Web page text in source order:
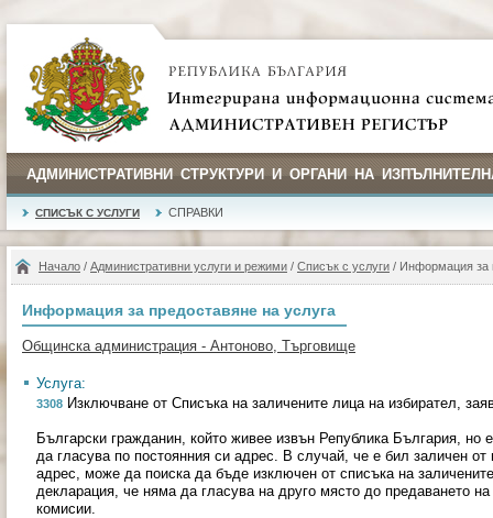
АДМИНИСТРАТИВНИ СТРУКТУРИ И ОРГАНИ НА
СПИСЪК С УСЛУГИ СПРАВКИ
Начало / Административни услуги и режими / Списък с услуги / Информация за
Информация за предоставяне на услуга
Общинска администрация - Антоново, Търговище
Услуга:
3308 Изключване от Списъка на заличените лица на избирател,
Български гражданин, който живее извън Република България, но
да гласува по постоянния си адрес. В случай, че е бил заличен от
адрес, може да поиска да бъде изключен от списъка на
декларация, че няма да гласува на друго място до предаването
комисии.